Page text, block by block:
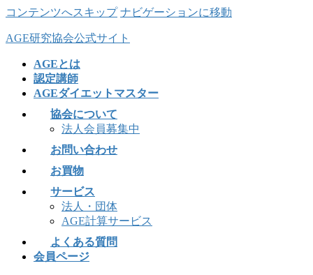
コンテンツへスキップ ナビゲーションに移動
AGE研究協会公式サイト
AGEとは
認定講師
AGEダイエットマスター
協会について
法人会員募集中
お問い合わせ
お買物
サービス
法人・団体
AGE計算サービス
よくある質問
会員ページ